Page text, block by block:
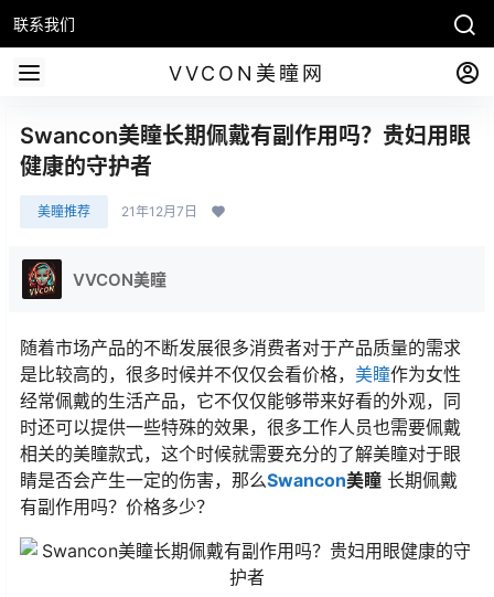
联系我们
VVCON美瞳网
Swancon美瞳长期佩戴有副作用吗？贵妇用眼
健康的守护者
美瞳推荐 21年12月7日
VVCON美瞳
随着市场产品的不断发展很多消费者对于产品质量的需求
是比较高的，很多时候并不仅仅会看价格， 美瞳作为女性
经常佩戴的生活产品，它不仅仅能够带来好看的外观，同
时还可以提供一些特殊的效果，很多工作人员也需要佩戴
相关的美瞳款式，这个时候就需要充分的了解美瞳对于眼
睛是否会产生一定的伤害，那么Swancon美瞳 长期佩戴
有副作用吗？价格多少？